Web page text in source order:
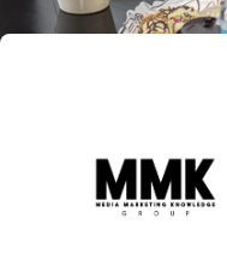
Moi funciona gracias a